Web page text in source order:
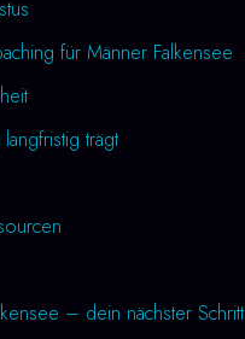
für Männer Falkensee
trägt
– dein nächster Schritt